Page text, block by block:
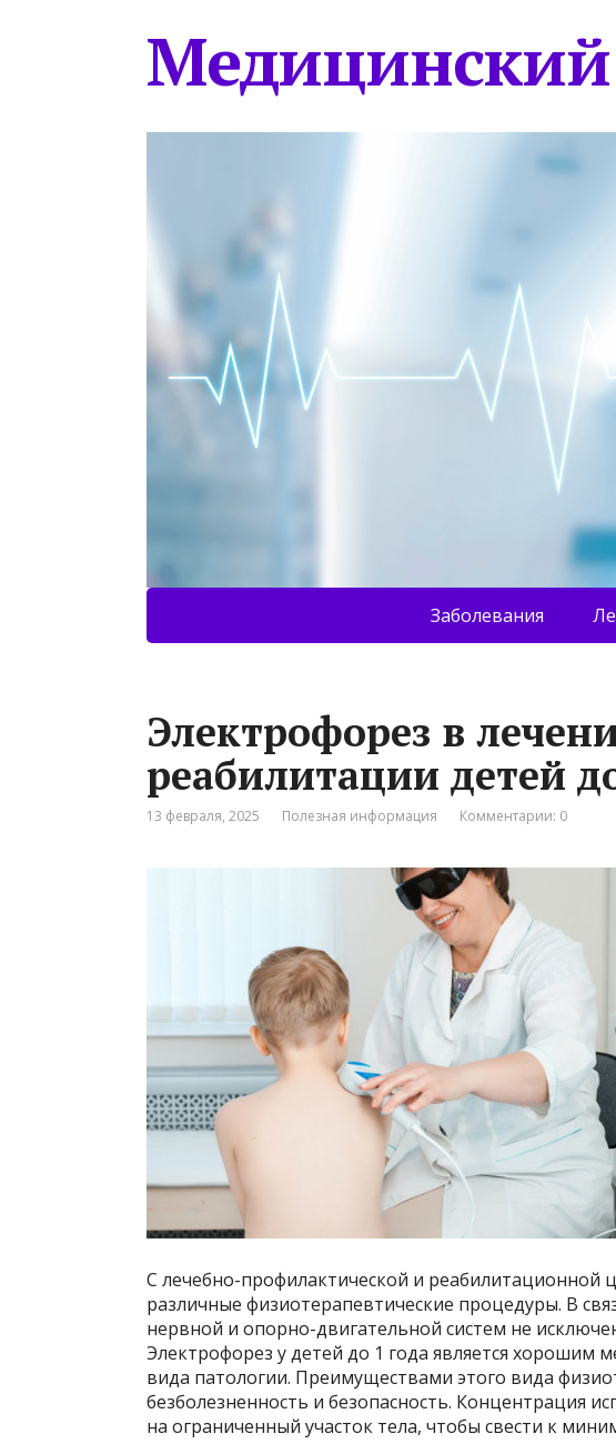
Медицинский
Заболевания
Электрофорез в
реабилитации детей
13 февраля, 2025 Полезная информация Комментарии: 0
С лечебно-профилактической и
различные физиотерапевтические процедуры. В
нервной и опорно-двигательной систем не
Электрофорез у детей до 1 года является хорошим
вида патологии. Преимуществами этого вида
безболезненность и безопасность. Концентрация
на ограниченный участок тела, чтобы свести к